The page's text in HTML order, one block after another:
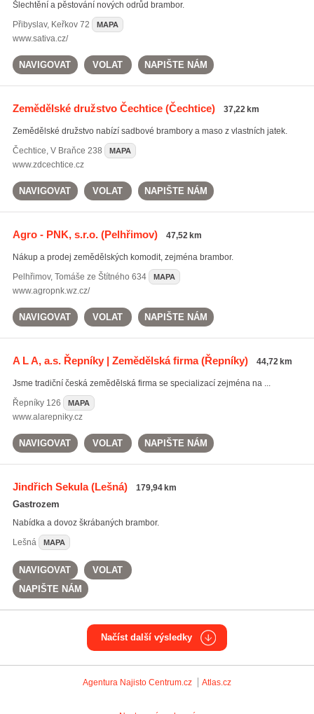
Šlechtění a pěstování nových odrůd brambor.
Přibyslav, Keřkov 72 MAPA
www.sativa.cz/
NAVIGOVAT VOLAT NAPIŠTE NÁM
Zemědělské družstvo Čechtice(Čechtice) 37,22 km
Zemědělské družstvo nabízí sadbové brambory a maso z vlastních jatek.
Čechtice, V Braňce 238 MAPA
www.zdcechtice.cz
NAVIGOVAT VOLAT NAPIŠTE NÁM
Agro - PNK, s.r.o.(Pelhřimov) 47,52 km
Nákup a prodej zemědělských komodit, zejména brambor.
Pelhřimov, Tomáše ze Štítného 634 MAPA
www.agropnk.wz.cz/
NAVIGOVAT VOLAT NAPIŠTE NÁM
A L A, a.s. Řepníky | Zemědělská firma(Řepníky) 44,72 km
Jsme tradiční česká zemědělská firma se specializací zejména na ...
Řepníky126 MAPA
www.alarepniky.cz
NAVIGOVAT VOLAT NAPIŠTE NÁM
Jindřich Sekula(Lešná) 179,94 km
Gastrozem
Nabídka a dovoz škrábaných brambor.
Lešná
MAPA
NAVIGOVAT
VOLAT
NAPIŠTE NÁM
Načíst další výsledky
Agentura Najisto Centrum.cz Atlas.cz